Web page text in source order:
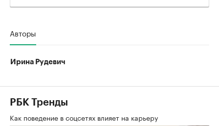
Авторы
Ирина Рудевич
РБК Тренды
Как поведение в соцсетях влияет на карьеру